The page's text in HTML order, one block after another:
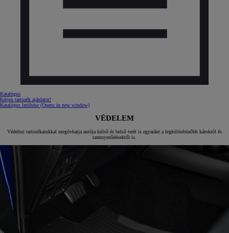
Katalógus
Kérjen tartozék ajánlatot!
Katalógus letöltése (Opens in new window)
VÉDELEM
Védelmi tartozékainkkal megóvhatja autója külső és belső terét is egyaránt a legkülönbözőbb károktól és
szennyeződésektől is.